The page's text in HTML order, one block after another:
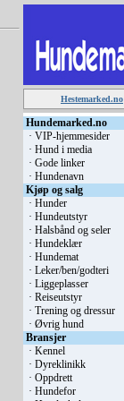
Hestemarked.no
Hundemarked.no
· VIP-hjemmesider
· Hund i media
· Gode linker
· Hundenavn
Kjøp og salg
· Hunder
· Hundeutstyr
· Halsbånd og seler
· Hundeklær
· Hundemat
· Leker/ben/godteri
· Liggeplasser
· Reiseutstyr
· Trening og dressur
· Øvrig hund
Bransjer
· Kennel
· Dyreklinikk
· Oppdrett
· Hundefor